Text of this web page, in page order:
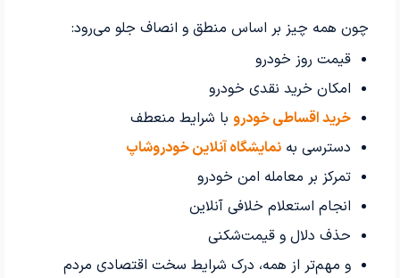
چون همه چیز بر اساس منطق و انصاف جلو می‌رود:
قیمت روز خودرو
امکان خرید نقدی خودرو
خرید اقساطی خودروبا شرایط منعطف
دسترسی به نمایشگاه آنلاین خودروشاپ
تمرکز بر معامله امن خودرو
انجام استعلام خلافی آنلاین
حذف دلال و قیمت‌شکنی
و مهم‌تر از همه، درک شرایط سخت اقتصادی مردم